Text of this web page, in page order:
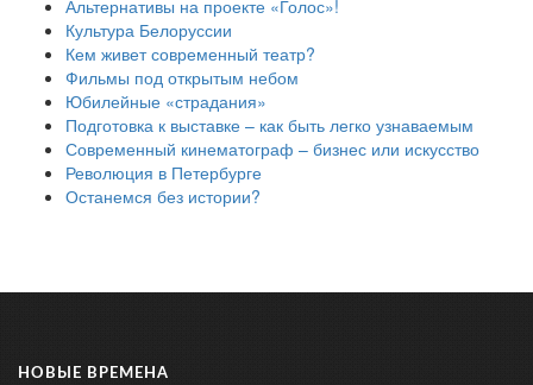
Альтернативы на проекте «Голос»!
Культура Белоруссии
Кем живет современный театр?
Фильмы под открытым небом
Юбилейные «страдания»
Подготовка к выставке – как быть легко узнаваемым
Современный кинематограф – бизнес или искусство
Революция в Петербурге
Останемся без истории?
НОВЫЕ ВРЕМЕНА